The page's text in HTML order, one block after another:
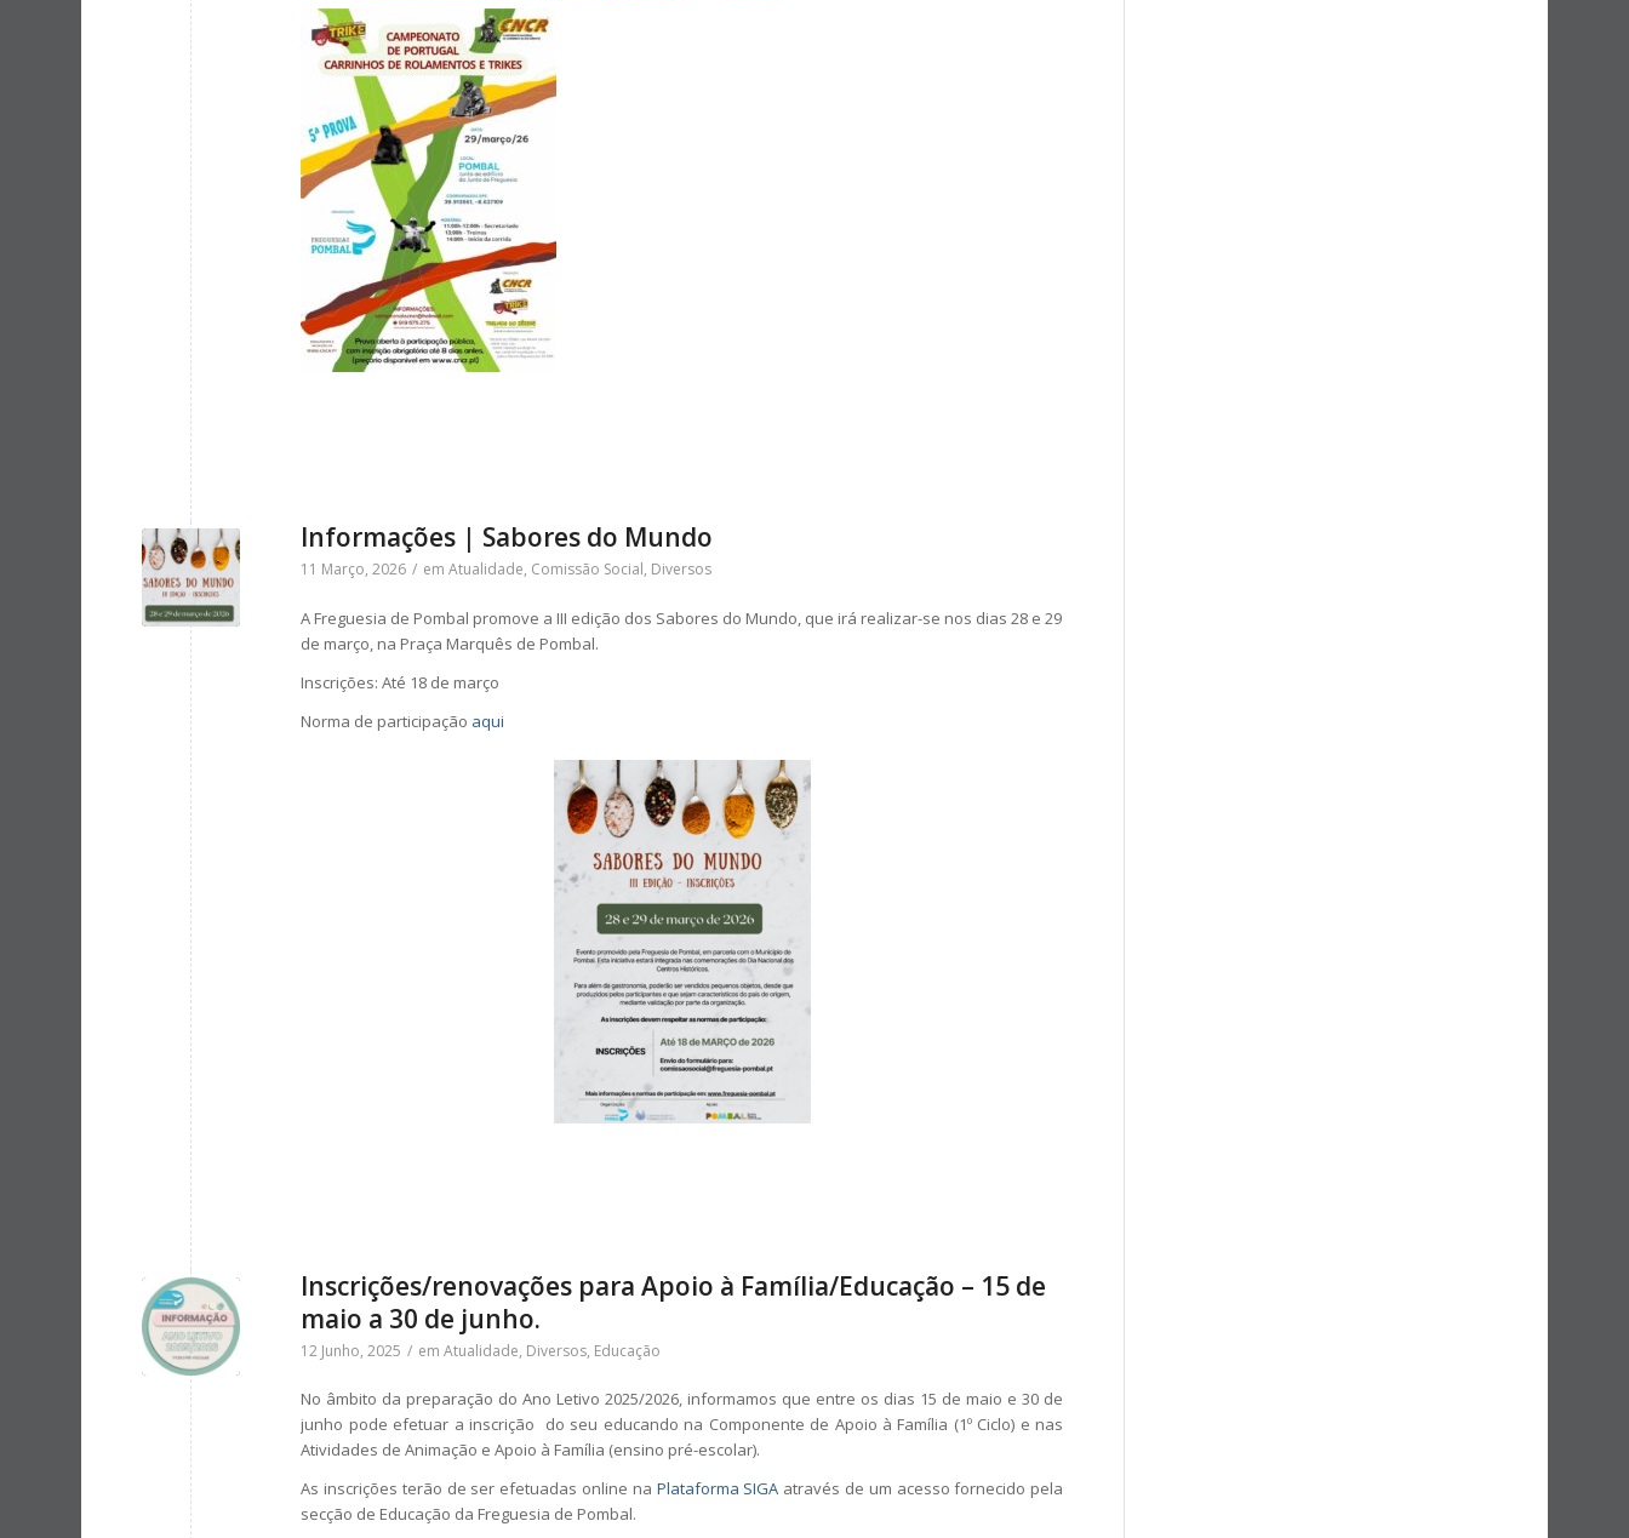
Informações | Sabores do Mundo
11 Março, 2026 / emAtualidade, Comissão Social, Diversos
A Freguesia de Pombal promove a III edição dos Sabores do Mundo, que irá realizar-se nos dias 28 e 29
de março, na Praça Marquês de Pombal.
Inscrições: Até 18 de março
Norma de participação aqui
Inscrições/renovações para Apoio à Família/Educação – 15 de
maio a 30 de junho.
12 Junho, 2025 / emAtualidade, Diversos, Educação
No âmbito da preparação do Ano Letivo 2025/2026, informamos que entre os dias 15 de maio e 30 de
junho pode efetuar a inscrição do seu educando na Componente de Apoio à Família (1º Ciclo) e nas
Atividades de Animação e Apoio à Família (ensino pré-escolar).
As inscrições terão de ser efetuadas online na Plataforma SIGA através de um acesso fornecido pela
secção de Educação da Freguesia de Pombal.